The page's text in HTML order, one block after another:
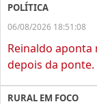
POLÍTICA
06/08/2026 18:51:08
Reinaldo aponta
depois da ponte.
RURAL EM FOCO